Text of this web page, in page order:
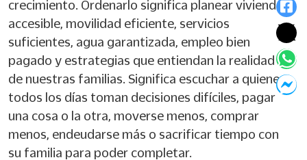
crecimiento. Ordenarlo significa planear vivienda
accesible, movilidad eficiente, servicios
suficientes, agua garantizada, empleo bien
pagado y estrategias que entiendan la realidad
de nuestras familias. Significa escuchar a quienes
todos los días toman decisiones difíciles, pagar
una cosa o la otra, moverse menos, comprar
menos, endeudarse más o sacrificar tiempo con
su familia para poder completar.